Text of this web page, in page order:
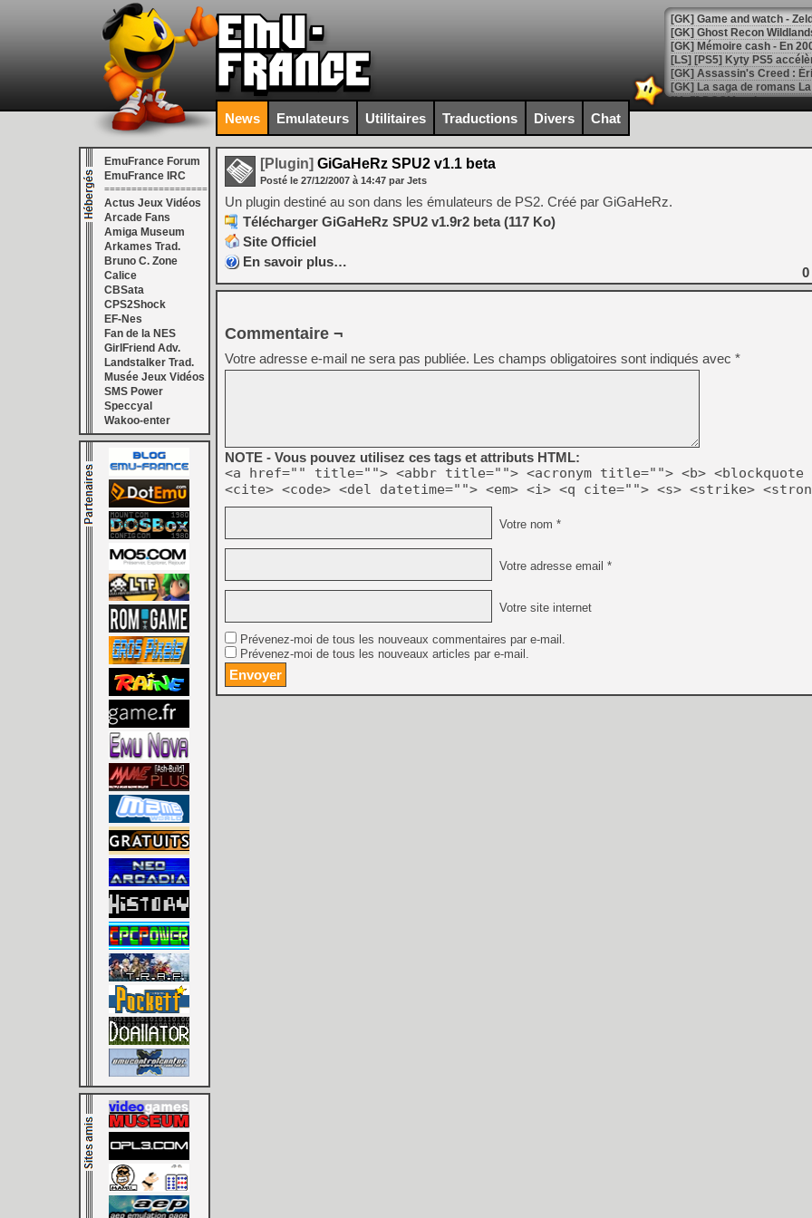
[Mo5] DOOM arrive en
[GK] Bethesda fête les 30
[GK] Roblox : l'action en
[GK] Agenda - GeForce
[LS] [PS5] ps5-y2jb-
[GK] Pourquoi Marvel
[GK] Test : Restory : Chill
[GK] GTA 6 : Rockstar
[GK] Hot Wheels Infinite
[GK] Mémoire cash -
[GK] Résultats Nintendo :
[GK] Déjà des
[Mo5] Brickboy cherche à
[GK] Minecraft et ses «
[GK] Beast of
[GK] Ubisoft : fin de partie
[GK] Mémoire cash -
[GK] Dan Houser (GTA)
[GK] Comment EA Sports
[GK] Crimson Moon : un
[GK] Isle of Reveries : le
[GK] Moonlighter 2 : The
[GK] Capcom relance
[Mo5] Deux inédits du
[GK] Le beat'em up The
[GK] Endless Legend 2 :
[LS] [PS5] Premiers
News Emulateurs Utilitaires Traductions Divers Chat
EmuFrance Forum
EmuFrance IRC
===================
Actus Jeux Vidéos
Arcade Fans
Amiga Museum
Arkames Trad.
Bruno C. Zone
Calice
CBSata
CPS2Shock
EF-Nes
Fan de la NES
GirlFriend Adv.
Landstalker Trad.
Musée Jeux Vidéos
SMS Power
Speccyal
Wakoo-enter
[Plugin] GiGaHeRz SPU2 v1.1 beta
Posté le 27/12/2007 à 14:47 par Jets
Un plugin destiné au son dans les émulateurs de PS2. Créé par GiGaHeRz.
Télécharger GiGaHeRz SPU2 v1.9r2 beta (117 Ko)
Site Officiel
En savoir plus…
0
Commentaire ¬
Votre adresse e-mail ne sera pas publiée. Les champs obligatoires sont indiqués avec *
NOTE - Vous pouvez utilisez ces tags et attributs HTML:
<a href="" title=""> <abbr title=""> <acronym title=""> <b> <blockquote
<cite> <code> <del datetime=""> <em> <i> <q cite=""> <s> <strike>
Votre nom *
Votre adresse email *
Votre site internet
Prévenez-moi de tous les nouveaux commentaires par e-mail.
Prévenez-moi de tous les nouveaux articles par e-mail.